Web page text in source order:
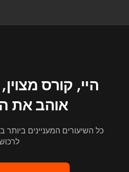
היי, קורס
אוהב את
כל השיעורים המעניינים